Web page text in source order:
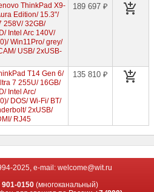
ThinkPad X9-
Edition/ 15.3"/
258V/ 32GB/
Intel Arc 140V/
Win11Pro/ grey/
USB/ 2xUSB-
189 697 ₽
T14 Gen 6/
7 255U/ 16GB/
Intel Arc/
DOS/ Wi-Fi/ BT/
2xUSB/
RJ45
135 810 ₽
2025, e-mail: welcome@wit.ru
901-0150 (многоканальный)